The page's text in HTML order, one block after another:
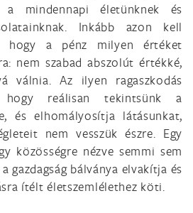
mindennapi életünknek és
Inkább azon kell
hogy a pénz milyen értéket
nem szabad abszolút értékké,
válnia. Az ilyen ragaszkodás
hogy reálisan tekintsünk a
és elhomályosítja látásunkat,
nem vesszük észre. Egy
közösségre nézve semmi sem
gazdagság bálványa elvakítja és
ítélt életszemlélethez köti.